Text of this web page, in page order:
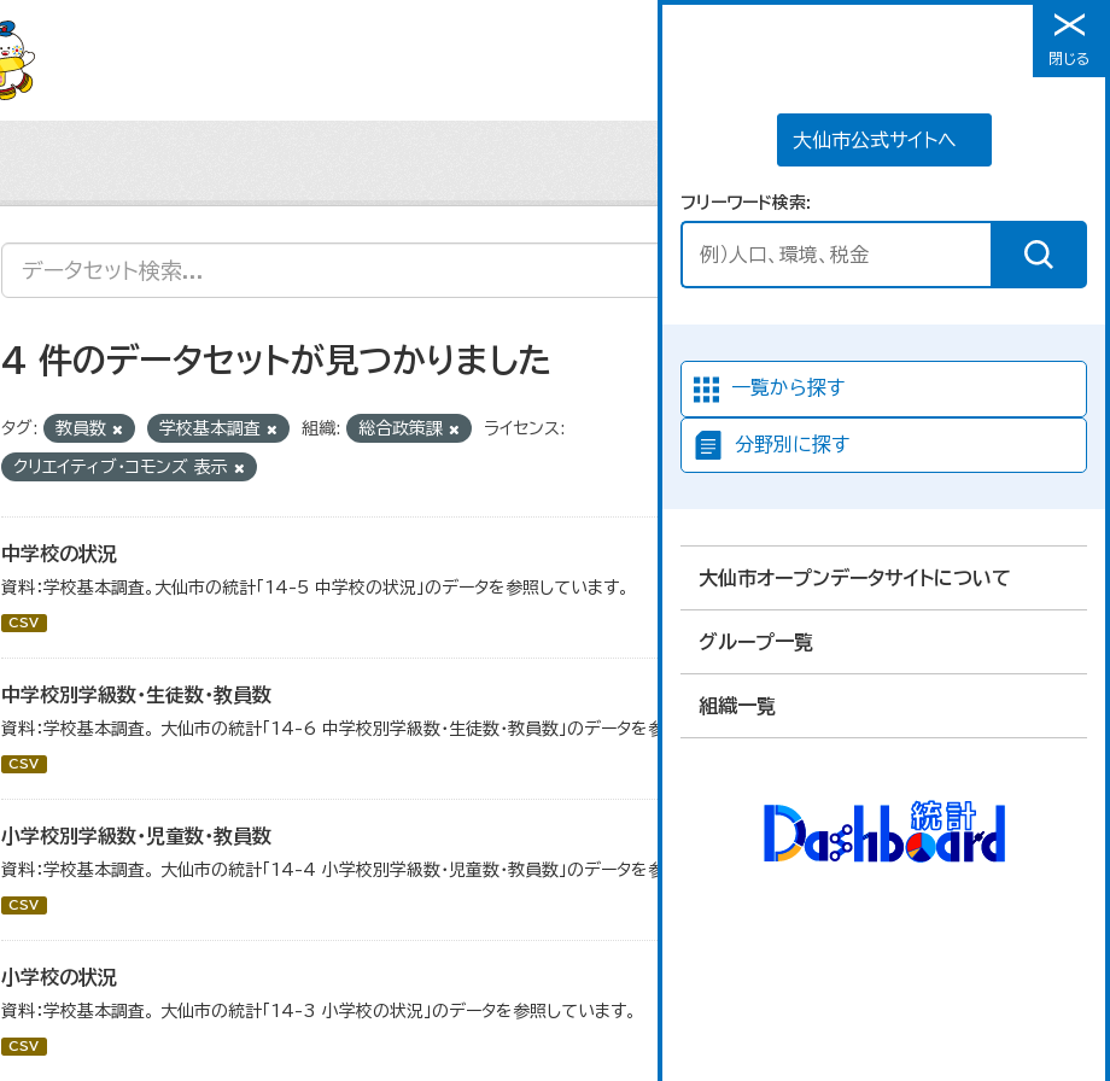
メニュー
大仙市公式サイトへ
フリーワード検索
一覧から探す
分野別に探す
大仙市オープンデータサイトについて
グループ一覧
組織一覧
閉じる
4 件のデータセットが見つかりました
タグ: 教員数 学校基本調査 組織: 総合政策課 ライセンス:
クリエイティブ・コモンズ 表示
中学校の状況
資料：学校基本調査。大仙市の統計「14-5 中学校の状況」のデータを参照しています。
CSV
中学校別学級数・生徒数・教員数
資料：学校基本調査。 大仙市の統計「14-6 中学校別学級数・生徒数・教員数」のデータを参照しています。
CSV
小学校別学級数・児童数・教員数
資料：学校基本調査。 大仙市の統計「14-4 小学校別学級数・児童数・教員数」のデータを参照しています。
CSV
小学校の状況
資料：学校基本調査。 大仙市の統計「14-3 小学校の状況」のデータを参照しています。
CSV